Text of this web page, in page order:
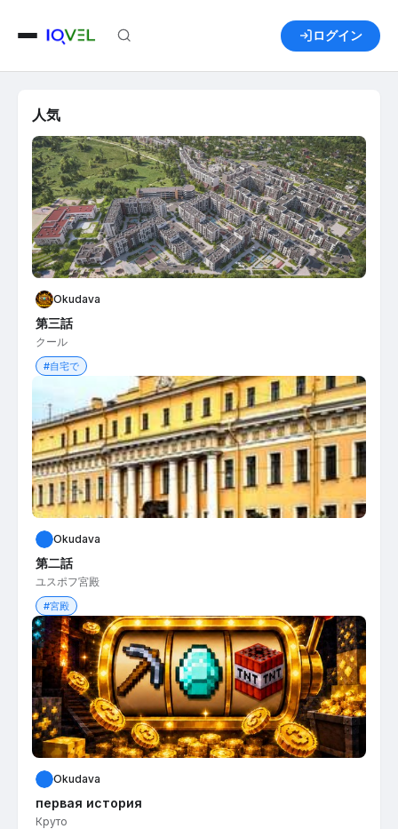
ログイン
人気
Okudava
第三話
クール
#自宅で
Okudava
第二話
ユスポフ宮殿
#宮殿
Okudava
первая история
Круто